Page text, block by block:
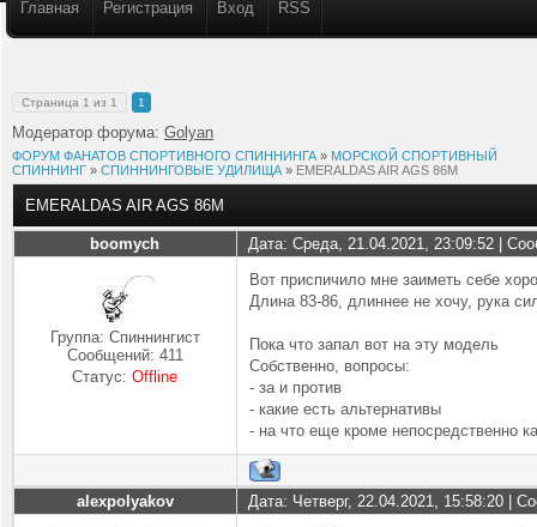
Главная Регистрация Вход RSS
Страница 1 из 1 1
Модератор форума: Golyan
ФОРУМ ФАНАТОВ СПОРТИВНОГО СПИННИНГА » МОРСКОЙ СПОРТИВНЫЙ
СПИННИНГ » СПИННИНГОВЫЕ УДИЛИЩА » EMERALDAS AIR AGS 86M
EMERALDAS AIR AGS 86M
boomych Дата: Среда, 21.04.2021, 23:09:52 |
Группа: Спиннингист
Сообщений: 411
Статус:Offline
Вот приспичило мне заиметь себе
Длина 83-86, длиннее не хочу, рука
Пока что запал вот на эту модель
Собственно, вопросы:
- за и против
- какие есть альтернативы
- на что еще кроме непосредственно
alexpolyakov Дата: Четверг, 22.04.2021, 15:58:20 |